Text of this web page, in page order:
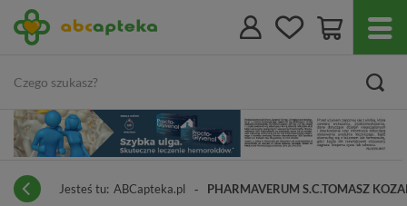
Jesteś tu: ABCapteka.pl PHARMAVERUM S.C.TOMASZ